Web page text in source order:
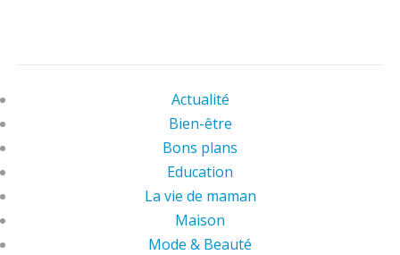
Actualité
Bien-être
Bons plans
Education
La vie de maman
Maison
Mode & Beauté